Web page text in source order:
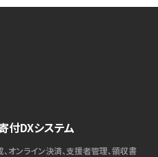
付DXシステム
オンライン決済、支援者管理、領収書